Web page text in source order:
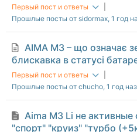
Первый пост и ответы
Прошлые посты от sidormax, 1 год
AIMA M3 – що означає
блискавка в статусі
Первый пост и ответы
Прошлые посты от chucho, 1 год
Aima M3 Li не активные
"спорт" "круиз" "турбо